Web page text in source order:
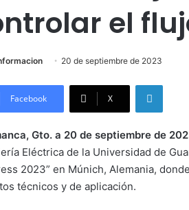
el
20 de septiembre de 2023
Facebook X
Gto. a 20 de septiembre de
Eléctrica de la Universidad de
2023” en Múnich, Alemania,
técnicos y de aplicación.